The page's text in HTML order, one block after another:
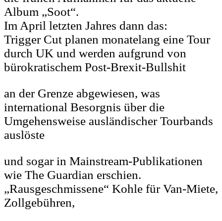
Album „Soot“.
Im April letzten Jahres dann das:
Trigger Cut planen monatelang eine Tour
durch UK und werden aufgrund von
bürokratischem Post-Brexit-Bullshit
an der Grenze abgewiesen, was
international Besorgnis über die
Umgehensweise ausländischer Tourbands
auslöste
und sogar in Mainstream-Publikationen
wie The Guardian erschien.
„Rausgeschmissene“ Kohle für Van-Miete,
Zollgebühren,